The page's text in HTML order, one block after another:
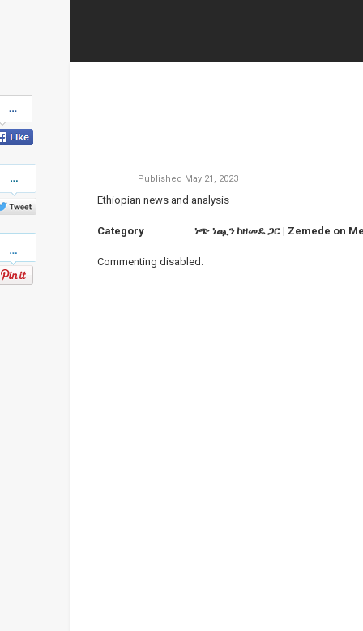
on
Facebook
on
Twitter
Published May 21, 2023
Ethiopian news and analysis
Category ነጭ ነጯን ከዘመዴ ጋር | Zemede on
Commenting disabled.